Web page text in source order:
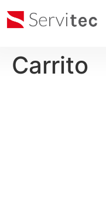
Carrito